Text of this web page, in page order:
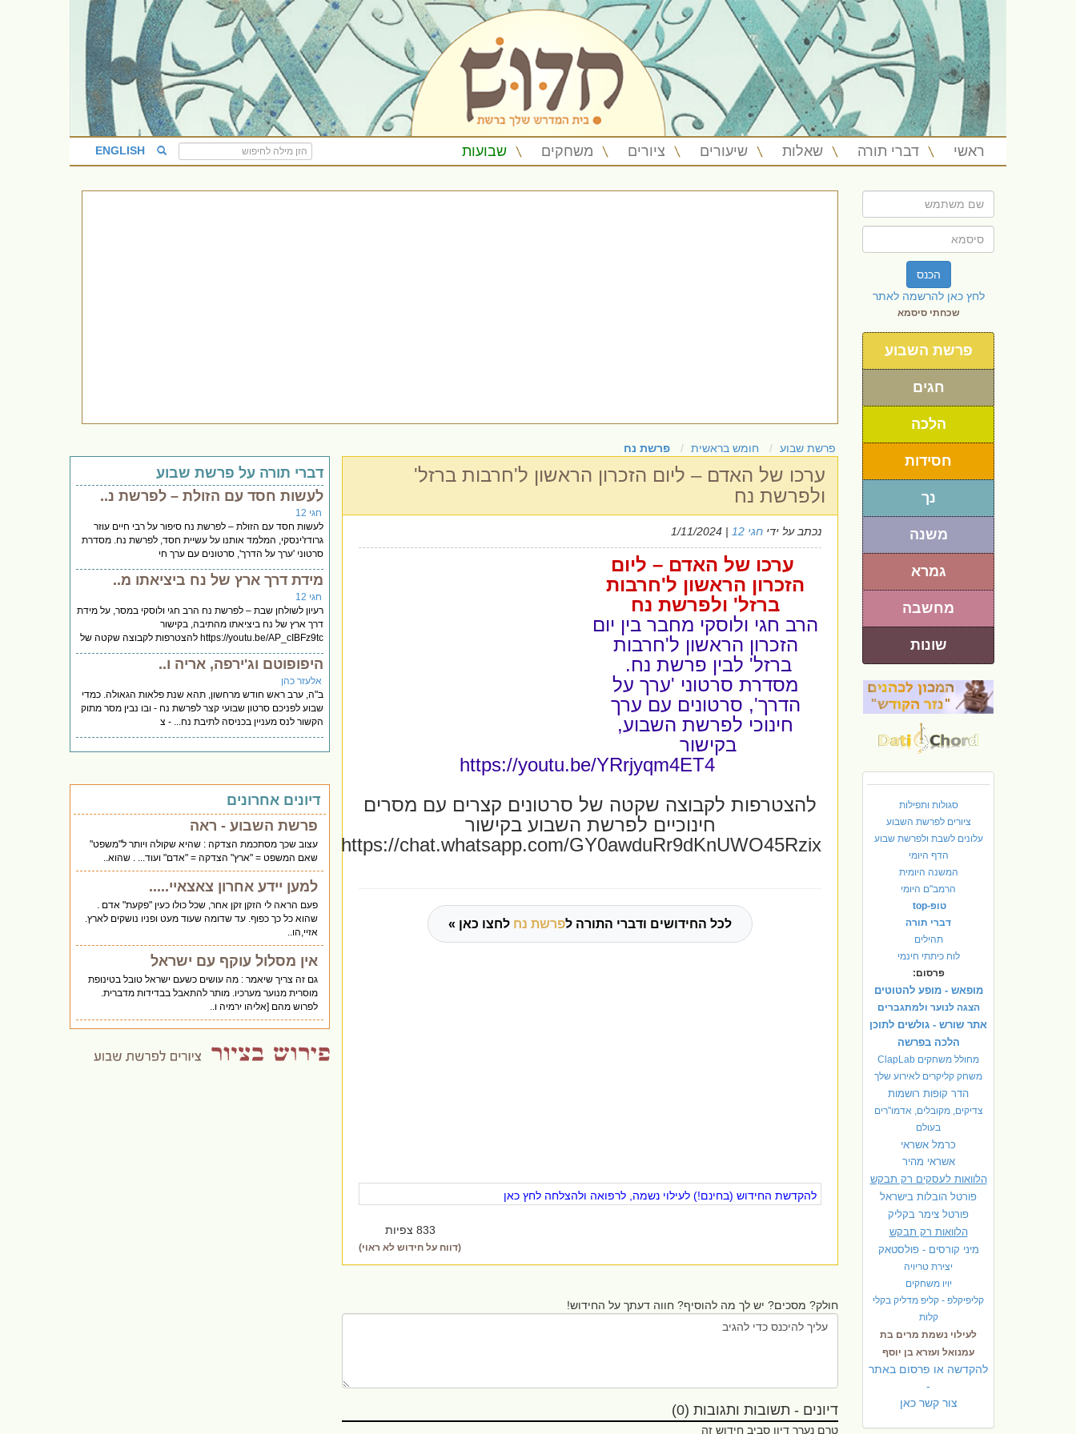
ראשי דברי תורה שאלות שיעורים ציורים משחקים שבועות ENGLISH
הכנס
לחץ כאן להרשמה לאתר
שכחתי סיסמא
פרשת השבוע
חגים
הלכה
חסידות
נך
משנה
גמרא
מחשבה
שונות
סגולות ותפילות
ציורים לפרשת השבוע
עלונים לשבת ולפרשת שבוע
הדף היומי
המשנה היומית
הרמב"ם היומי
טופ-top
דברי תורה
תהילים
לוח כיתתי חינמי
פרסום:
מופאש - מופע להטוטים
הצגה לנוער ולמתגברים
אתר שורש - גולשים לתוכן
הלכה בפרשה
מחולל משחקים ClapLab
משחק קליקרים לאירוע שלך
הדר קופות רושמות
צדיקים, מקובלים, אדמו"רים
בעולם
כרמל אשראי
אשראי מהיר
הלוואות לעסקים רק תבקש
פורטל הובלות בישראל
פורטל צימר בקליק
הלוואות רק תבקש
מיני קורסים - פולסטאק
יצירת טריויה
יויו משחקים
קליפיקלפ - קליפ מדליק בקלי
קלות
לעילוי נשמת מרים בת
עמנואל ועזרא בן יוסף
להקדשה או פרסום באתר
-
צור קשר כאן
פרשת שבוע חומש בראשית פרשת נח
ערכו של האדם – ליום הזכרון הראשון ל'חרבות ברזל'
ולפרשת נח
נכתב על ידי חגי 12 | 1/11/2024
ערכו של האדם – ליום
הזכרון הראשון ל'חרבות
ברזל' ולפרשת נח
הרב חגי ולוסקי מחבר בין יום
הזכרון הראשון ל'חרבות
ברזל' לבין פרשת נח.
מסדרת סרטוני 'ערך על
הדרך', סרטונים עם ערך
חינוכי לפרשת השבוע,
בקישור
להצטרפות לקבוצה שקטה של סרטונים קצרים עם מסרים
חינוכיים לפרשת השבוע בקישור
https://chat.whatsapp.com/GY0awduRr9dKnUWO45Rzix
לכל החידושים ודברי התורה לפרשת נח לחצו כאן »
להקדשת החידוש (בחינם!) לעילוי נשמה, לרפואה ולהצלחה לחץ כאן
833 צפיות
(דווח על חידוש לא ראוי)
חולק? מסכים? יש לך מה להוסיף? חווה דעתך על החידוש!
דיונים - תשובות ותגובות (0)
טרם נערך דיון סביב חידוש זה
דברי תורה על פרשת שבוע
לעשות חסד עם הזולת – לפרשת נ..
חגי 12
לעשות חסד עם הזולת – לפרשת נח סיפור על רבי חיים עוזר
גרודז'ינסקי, המלמד אותנו על עשיית חסד, לפרשת נח. מסדרת
סרטוני 'ערך על הדרך', סרטונים עם ערך חי
מידת דרך ארץ של נח ביציאתו מ..
חגי 12
רעיון לשולחן שבת – לפרשת נח הרב חגי ולוסקי במסר, על מידת
דרך ארץ של נח ביציאתו מהתיבה, בקישור
https://youtu.be/AP_cIBFz9tc להצטרפות לקבוצה שקטה של
היפופוטם וג'ירפה, אריה ו..
אלעזר כהן
ב"ה, ערב ראש חודש מרחשון, תהא שנת פלאות הגאולה. כמדי
שבוע לפניכם סרטון שבועי קצר לפרשת נח - ובו נבין מסר מתוק
הקשור לנס מעניין בכניסה לתיבת נח... - צ
דיונים אחרונים
פרשת השבוע - ראה
עצוב שכך מסתכמת הצדקה : שהיא שקולה ויותר ל"משפט"
שאם המשפט = "ארץ" הצדקה = "אדם" ועוד... . שהוא..
למען יידע אחרון צאצאיי.....
פעם הראה לי הזקן זקן אחר, שכל כולו כעין "פקעת" אדם .
שהוא כל כך כפוף. עד שדומה שעוד מעט ופניו נושקים לארץ.
אזיי,הו..
אין מסלול עוקף עם ישראל
גם זה צריך שיאמר : מה עושים כשעם ישראל טובל בטינופת
מוסרית מנוער מערכיו. מותר להתאבל בבדידות מדברית.
לפרוש מהם [אליהו ירמיה ו..